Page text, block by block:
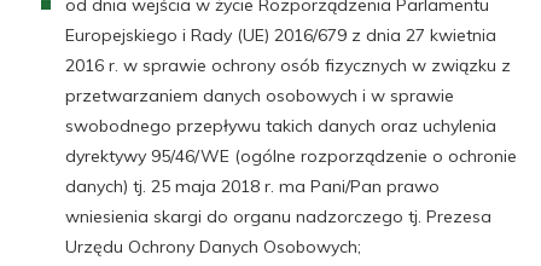
od dnia wejścia w życie Rozporządzenia Parlamentu
Europejskiego i Rady (UE) 2016/679 z dnia 27 kwietnia
2016 r. w sprawie ochrony osób fizycznych w związku z
przetwarzaniem danych osobowych i w sprawie
swobodnego przepływu takich danych oraz uchylenia
dyrektywy 95/46/WE (ogólne rozporządzenie o ochronie
danych) tj. 25 maja 2018 r. ma Pani/Pan prawo
wniesienia skargi do organu nadzorczego tj. Prezesa
Urzędu Ochrony Danych Osobowych;